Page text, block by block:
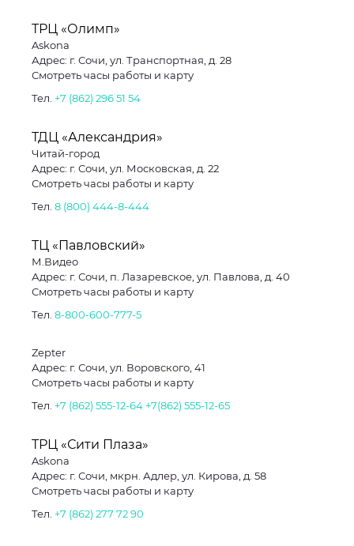
ТРЦ «Олимп»
Askona
Адрес: г. Сочи, ул. Транспортная, д. 28
Смотреть часы работы и карту
Тел. +7 (862) 296 51 54
ТДЦ «Александрия»
Читай-город
Адрес: г. Сочи, ул. Московская, д. 22
Смотреть часы работы и карту
Тел. 8 (800) 444-8-444
ТЦ «Павловский»
М.Видео
Адрес: г. Сочи, п. Лазаревское, ул. Павлова, д. 40
Смотреть часы работы и карту
Тел. 8-800-600-777-5
Zepter
Адрес: г. Сочи, ул. Воровского, 41
Смотреть часы работы и карту
Тел. +7 (862) 555-12-64 +7(862) 555-12-65
ТРЦ «Сити Плаза»
Askona
Адрес: г. Сочи, мкрн. Адлер, ул. Кирова, д. 58
Смотреть часы работы и карту
Тел. +7 (862) 277 72 90